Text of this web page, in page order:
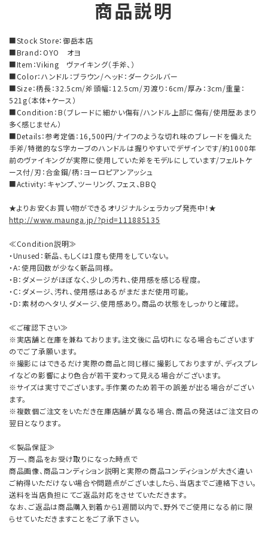
商品説明
■Stock Store：御岳本店
■Brand：OYO オヨ
■Item：Viking ヴァイキング（手斧、）
■Color：ハンドル：ブラウン/ヘッド：ダークシルバー
■Size：柄長：32.5cm/斧頭幅：12.5cm/刃渡り：6cm/厚み：3cm/重量：
521g（本体+ケース）
■Condition：B（ブレードに細かい傷有/ハンドル上部に傷有/使用歴あまり
多く感じません）
■Details：参考定価：16,500円/ナイフのような切れ味のブレードを備えた
手斧/特徴的なS字カーブのハンドルは握りやすいでデザインです/約1000年
前のヴァイキングが実際に使用していた斧をモデルにしています/フェルトケ
ース付/刃：合金鋼/柄：ヨーロピアンアッシュ
■Activity：キャンプ、ツーリング、フェス、BBQ
★よりお安くお買い物ができるオリジナルシェラカップ発売中！★
http://www.maunga.jp/?pid=111885135
≪Condition説明≫
・Unused：新品、もしくは1度も使用をしていない。
・A：使用回数が少なく新品同様。
・B：ダメージがほぼなく、少しの汚れ、使用感を感じる程度。
・C：ダメージ、汚れ、使用感はあるがまだまだ使用可能。
・D：素材のヘタリ、ダメージ、使用感あり。商品の状態をしっかりと確認。
≪ご確認下さい≫
※実店舗と在庫を兼ねております。注文後に品切れになる場合もございます
のでご了承願います。
※撮影にはできるだけ実際の商品と同じ様に撮影しておりますが、ディスプレ
イなどの影響により色合が若干変わって見える場合がございます。
※サイズは実寸でございます。手作業のため若干の誤差が出る場合がござい
ます。
※複数個ご注文をいただき在庫店舗が異なる場合、商品の発送はご注文日の
翌日となります。
≪製品保証≫
万一、商品をお受け取りになった時点で
商品画像、商品コンディション説明と実際の商品コンディションが大きく違い
ご納得いただけない場合や問題点がございましたら、当店までご連絡下さい。
送料を当店負担にてご返品対応をさせていただきます。
なお、ご返品は商品購入到着から1週間以内で、野外でご使用になる前に限
らせていただきますことをご了承下さい。